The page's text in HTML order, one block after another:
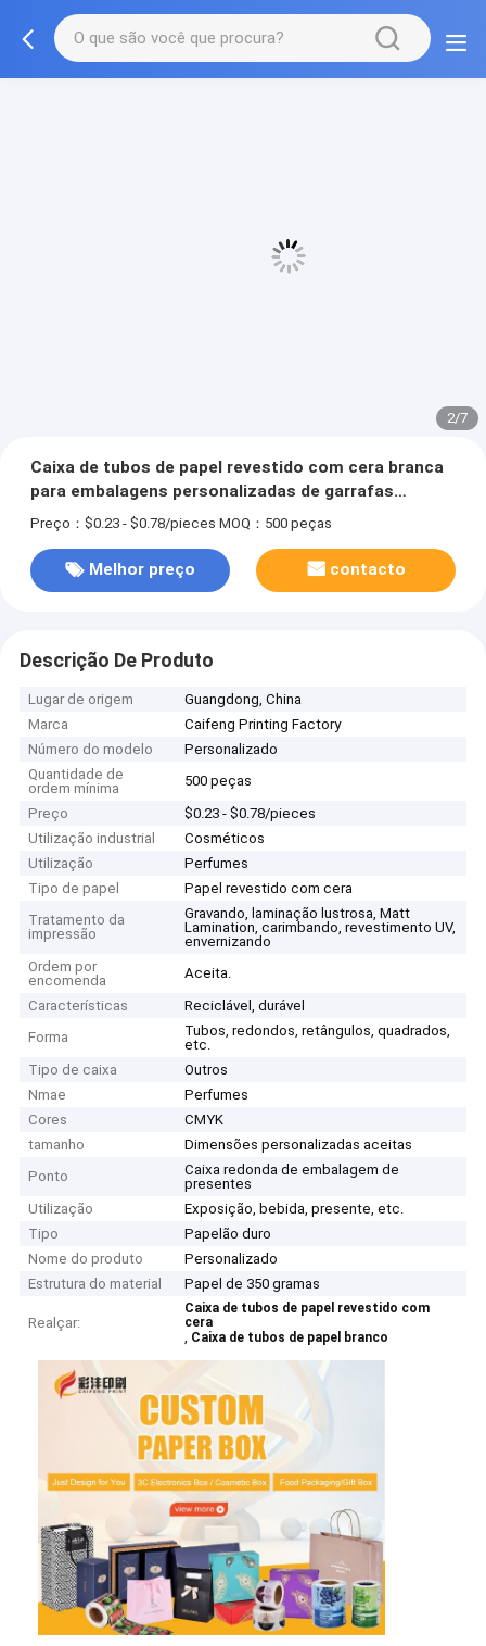
3/7
Caixa de tubos de papel revestido com cera branca
para embalagens personalizadas de garrafas
cosméticas
Preço：$0.23 - $0.78/pieces MOQ：500 peças
Melhor preço contacto
Descrição De Produto
Lugar de origem
Guangdong, China
Marca
Caifeng Printing Factory
Número do modelo
Personalizado
Quantidade de
ordem mínima
500 peças
Preço
$0.23 - $0.78/pieces
Utilização industrial
Cosméticos
Utilização
Perfumes
Tipo de papel
Papel revestido com cera
Tratamento da
impressão
Gravando, laminação lustrosa, Matt
Lamination, carimbando, revestimento UV,
envernizando
Ordem por
encomenda
Aceita.
Características
Reciclável, durável
Forma
Tubos, redondos, retângulos, quadrados,
etc.
Tipo de caixa
Outros
Nmae
Perfumes
Cores
CMYK
tamanho
Dimensões personalizadas aceitas
Ponto
Caixa redonda de embalagem de
presentes
Utilização
Exposição, bebida, presente, etc.
Tipo
Papelão duro
Nome do produto
Personalizado
Estrutura do material
Papel de 350 gramas
Realçar:
Caixa de tubos de papel revestido com
cera
, Caixa de tubos de papel branco